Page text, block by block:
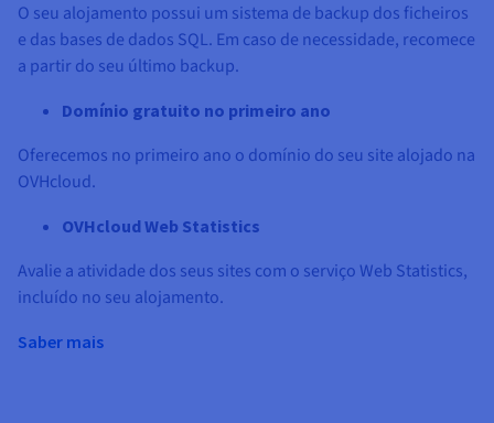
O seu alojamento possui um sistema de backup dos ficheiros
e das bases de dados SQL. Em caso de necessidade, recomece
a partir do seu último backup.
Domínio gratuito no primeiro ano
Oferecemos no primeiro ano o domínio do seu site alojado na
OVHcloud.
OVHcloud Web Statistics
Avalie a atividade dos seus sites com o serviço Web Statistics,
incluído no seu alojamento.
Saber mais